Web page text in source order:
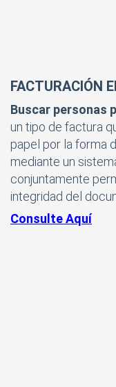
FACTURACIÓN
Buscar personas
un tipo de factura
papel por la forma
mediante un
conjuntamente
integridad del
Consulte Aquí